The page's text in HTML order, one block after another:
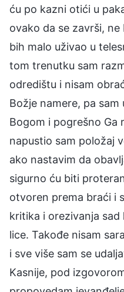
ću po kazni otići u
ovako da se završi,
bih malo uživao u
tom trenutku sam
odredištu i nisam
Božje namere, pa
Bogom i pogrešno Ga
napustio sam položaj
ako nastavim da
sigurno ću biti
otvoren prema braći i
kritika i orezivanja sad
lice. Takođe nisam
i sve više sam se
Kasnije, pod